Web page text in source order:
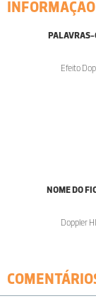
PALAVRAS-
Efeito
NOME DO
Doppler